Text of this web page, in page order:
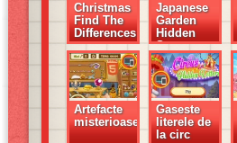
Christmas
Find The
Differences
Japanese
Garden
Hidden
Secrets
Artefacte
misterioase
Gaseste
literele de
la circ